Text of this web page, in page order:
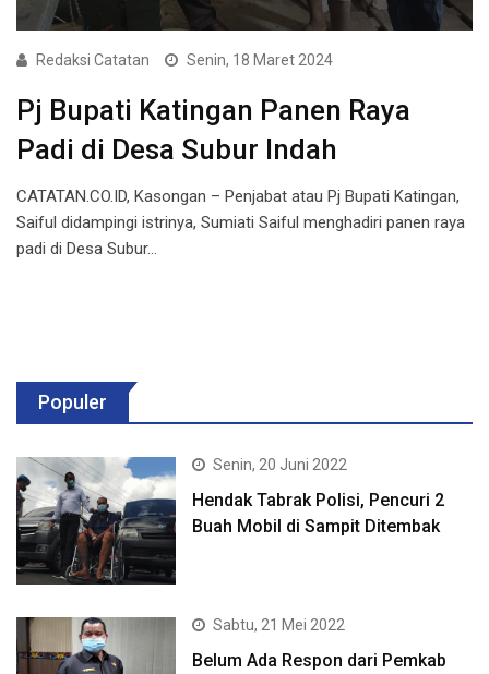
Redaksi Catatan Senin, 18 Maret 2024
Pj Bupati Katingan Panen Raya
Padi di Desa Subur Indah
CATATAN.CO.ID, Kasongan – Penjabat atau Pj Bupati Katingan,
Saiful didampingi istrinya, Sumiati Saiful menghadiri panen raya
padi di Desa Subur…
Populer
Senin, 20 Juni 2022
Hendak Tabrak Polisi, Pencuri 2
Buah Mobil di Sampit Ditembak
Sabtu, 21 Mei 2022
Belum Ada Respon dari Pemkab